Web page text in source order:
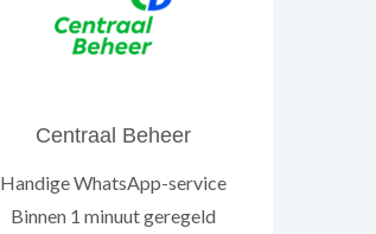
Centraal Beheer
Handige WhatsApp-service
Binnen 1 minuut geregeld